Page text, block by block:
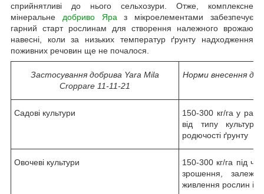
сприйнятливі до нього сельхозури. Отже, комплексне
мінеральне добриво Яра з мікроелементами забезпечує
гарний старт рослинам для створення належного врожаю
навесні, коли за низьких температур ґрунту надходження
поживних речовин ще не почалося.
Застосування добрива Yara Mila
Croppare 11-11-21
Норми внесення
Садові культури
150-300 кг/га у
від типу
родючості ґрунту
Овочеві культури
150-300 кг/га під
зрошення,
живлення рослин і